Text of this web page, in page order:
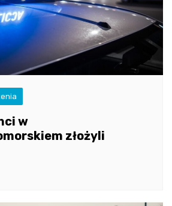
w
złożyli